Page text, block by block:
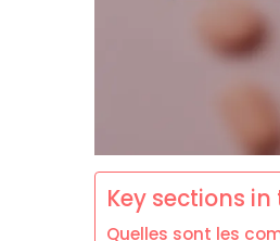
Key sections
Quelles sont les